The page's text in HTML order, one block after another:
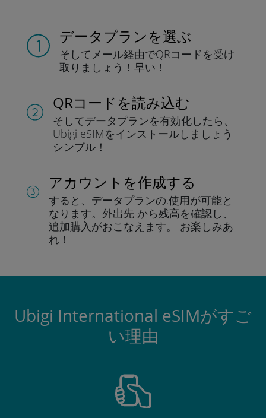
データプランを選ぶ
そしてメール経由でQRコードを受け
取りましょう！早い！
QRコードを読み込む
そしてデータプランを有効化したら、
Ubigi eSIMをインストールしま しょう
シンプル！
アカウントを作成する
すると、データプランの.使用が可能と
なります。 外出先 から残高を確認し、
追加購入がおこなえます。
お楽しみあ
れ！
Ubigi International eSIMがすご
い理由